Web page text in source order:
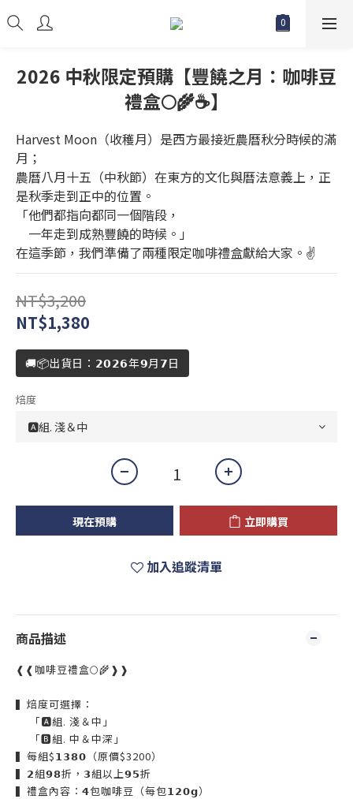
2026 中秋限定預購【豐饒之月：咖啡豆
禮盒🌕🌾☕】
Harvest Moon（收穫月）是西方最接近農曆秋分時候的滿
月；
農曆八月十五（中秋節）在東方的文化與曆法意義上，正
是秋季走到正中的位置。
「他們都指向都同一個階段，
一年走到成熟豐饒的時候。」
在這季節，我們準備了兩種限定咖啡禮盒獻給大家。✌️
NT$3,200
NT$1,380
🚚📦出貨日：𝟮𝟬𝟮𝟲年𝟵月𝟳日
焙度
現在預購 立即購買
加入追蹤清單
商品描述
❰❰咖啡豆禮盒🌕🌾❱❱
▍ 焙度可選擇：
「🅰組. 淺＆中」
「🅱組. 中＆中深」
▍ 每組$𝟭𝟯𝟴𝟬 （原價$3200）
▍ 𝟮組𝟵𝟴折， 𝟯組以上𝟵𝟱折
▍ 禮盒內容： 𝟰包咖啡豆（每包𝟭𝟮𝟬𝗴）